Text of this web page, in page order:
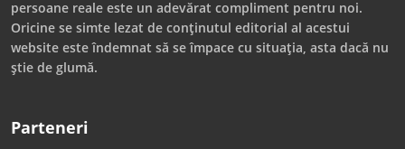
persoane reale este un adevărat compliment pentru noi.
Oricine se simte lezat de conținutul editorial al acestui
website este îndemnat să se împace cu situația, asta dacă nu
știe de glumă.
Parteneri